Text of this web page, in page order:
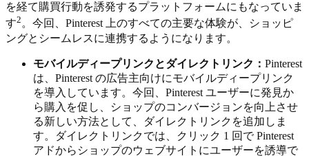
を経て購買行動を誘発するプラットフォームにもなっていま
す2。今回、Pinterest 上のすべての主要な体験が、ショッピ
ングとシームレスに連携するようになります。
モバイルディープリンクとダイレクトリンク： Pinterest
は、Pinterest の広告主向けにモバイルディープリンク
を導入しています。今回、Pinterest ユーザーに発見か
ら購入を促し、ショップのコンバージョンを向上させ
る新しい方法として、ダイレクトリンクを追加しま
す。ダイレクトリンクでは、クリック 1 回で Pinterest
アドからショップのウェブサイトにユーザーを誘導で